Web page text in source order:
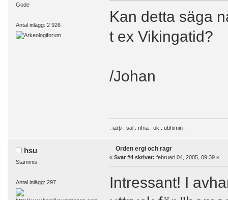
Gode
Antal inlägg: 2 926
Kan detta säga
t ex Vikingatid?
/Johan
: iarþ : sal : rifna : uk : ubhimin :
hsu
Stammis
Antal inlägg: 297
Orden ergi och ragr
« Svar #4 skrivet: februari 04, 2005, 09:39 »
Intressant! I